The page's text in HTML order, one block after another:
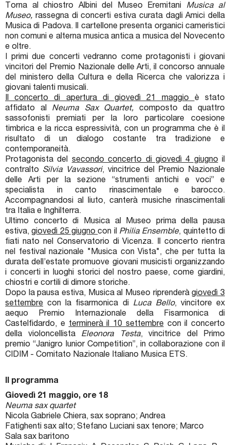
Torna al chiostro Albini del Museo Eremitani Musica al
Museo, rassegna di concerti estiva curata dagli Amici della
Musica di Padova. Il cartellone presenta organici cameristici
non comuni e alterna musica antica a musica del Novecento
e oltre.
I primi due concerti vedranno come protagonisti i giovani
vincitori del Premio Nazionale delle Arti, il concorso annuale
del ministero della Cultura e della Ricerca che valorizza i
giovani talenti musicali.
Il concerto di apertura di giovedì 21 maggio è stato
affidato al Neuma Sax Quartet, composto da quattro
sassofonisti premiati per la loro particolare coesione
timbrica e la ricca espressività, con un programma che è il
risultato di un dialogo costante tra tradizione e
contemporaneità.
Protagonista del secondo concerto di giovedì 4 giugnoil
contralto Silvia Vavassori, vincitrice del Premio Nazionale
delle Arti per la sezione “strumenti antichi e voci” e
specialista in canto rinascimentale e barocco.
Accompagnandosi al liuto, canterà musiche rinascimentali
tra Italia e Inghilterra.
Ultimo concerto di Musica al Museo prima della pausa
estiva,giovedì 25 giugnocon il Philia Ensemble, quintetto di
fiati nato nel Conservatorio di Vicenza. Il concerto rientra
nel festival nazionale "Musica con Vista", che per tutta la
durata dell’estate promuove giovani musicisti organizzando
i concerti in luoghi storici del nostro paese, come giardini,
chiostri e cortili di dimore storiche.
Dopo la pausa estiva, Musica al Museo riprenderàgiovedì 3
settembre con la fisarmonica di Luca Bello, vincitore ex
aequo Premio Internazionale della Fisarmonica di
Castelfidardo, e terminerà il 10 settembrecon il concerto
della violoncellistaEleonora Testa, vincitrice del Primo
premio “Janigro Iunior Competition”, in collaborazione con il
CIDIM - Comitato Nazionale Italiano Musica ETS.
Il programma
Giovedì 21 maggio, ore 18
Neuma sax quartet
Nicola Gabriele Chiera, sax soprano; Andrea
Fatighenti sax alto; Stefano Luciani sax tenore; Marco
Sala sax baritono